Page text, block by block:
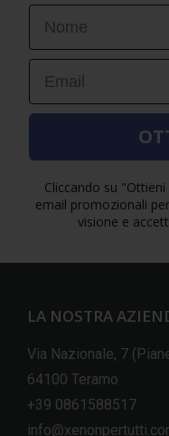
First Name
Email
Cliccando su
email promozionali
visione e
LA NOSTRA
Via Nazionale, 7
64100 Teramo
+39 0861588517